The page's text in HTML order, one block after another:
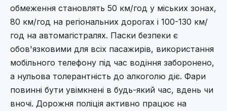
обмеження становлять 50 км/год у міських зонах,
80 км/год на регіональних дорогах і 100-130 км/
год на автомагістралях. Паски безпеки є
обов'язковими для всіх пасажирів, використання
мобільного телефону під час водіння заборонено,
а нульова толерантність до алкоголю діє. Фари
повинні бути увімкнені в будь-який час, вдень чи
вночі. Дорожня поліція активно працює на